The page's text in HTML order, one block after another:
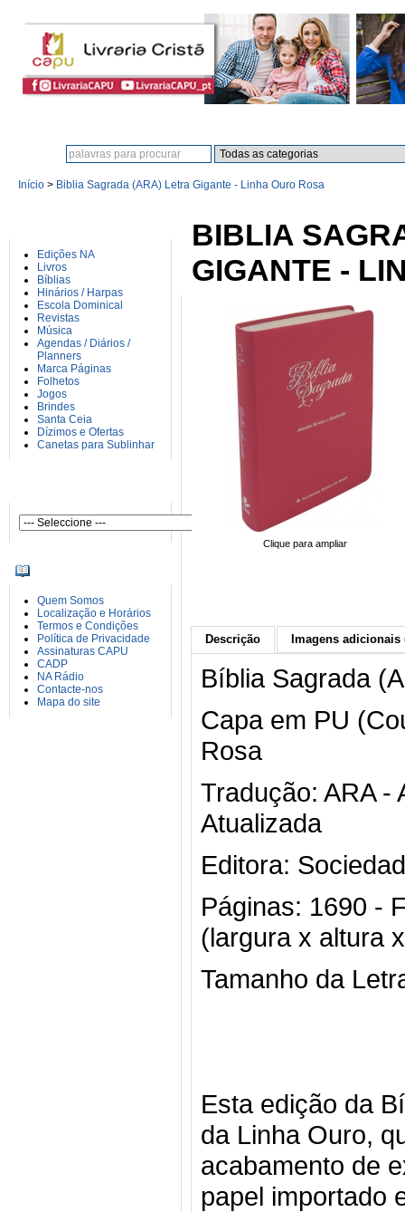
Início > Biblia Sagrada (ARA) Letra Gigante - Linha Ouro Rosa
Edições NA
Livros
Bíblias
Hinários / Harpas
Escola Dominical
Revistas
Música
Agendas / Diários /
Planners
Marca Páginas
Folhetos
Jogos
Brindes
Santa Ceia
Dízimos e Ofertas
Canetas para Sublinhar
Quem Somos
Localização e Horários
Termos e Condições
Política de Privacidade
Assinaturas CAPU
CADP
NA Rádio
Contacte-nos
Mapa do site
BIBLIA
GIGANTE -
Clique para ampliar
Descrição Imagens adicionais
Bíblia Sagrada
Capa em PU
Rosa
Tradução: ARA -
Atualizada
Editora:
Páginas: 1690 -
(largura x altura
Tamanho da
Esta edição da
da Linha Ouro,
acabamento de
papel importado